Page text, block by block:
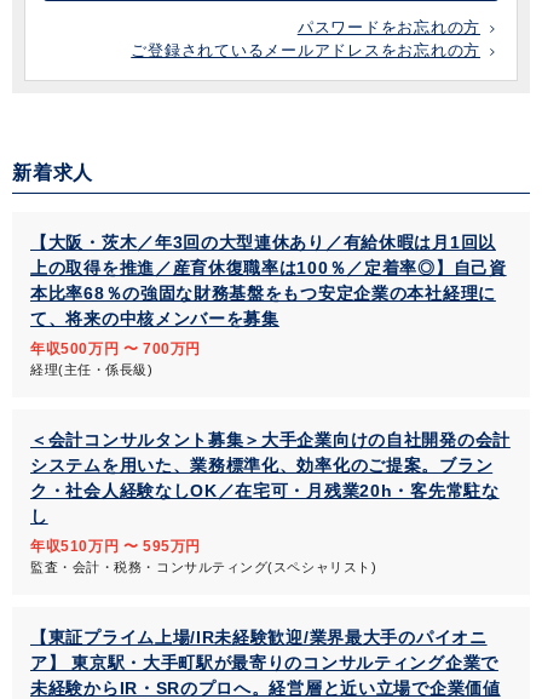
パスワードをお忘れの方
ご登録されているメールアドレスをお忘れの方
新着求人
【大阪・茨木／年3回の大型連休あり／有給休暇は月1回以
上の取得を推進／産育休復職率は100％／定着率◎】自己資
本比率68％の強固な財務基盤をもつ安定企業の本社経理に
て、将来の中核メンバーを募集
年収500万円 〜 700万円
経理(主任・係長級)
＜会計コンサルタント募集＞大手企業向けの自社開発の会計
システムを用いた、業務標準化、効率化のご提案。ブラン
ク・社会人経験なしOK／在宅可・月残業20h・客先常駐な
し
年収510万円 〜 595万円
監査・会計・税務・コンサルティング(スペシャリスト)
【東証プライム上場/IR未経験歓迎/業界最大手のパイオニ
ア】 東京駅・大手町駅が最寄りのコンサルティング企業で
未経験からIR・SRのプロへ。経営層と近い立場で企業価値